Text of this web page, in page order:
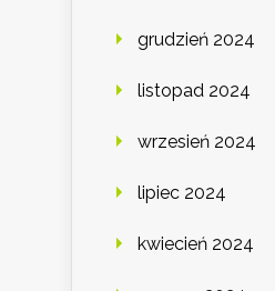
grudzień 2024
listopad 2024
wrzesień 2024
lipiec 2024
kwiecień 2024